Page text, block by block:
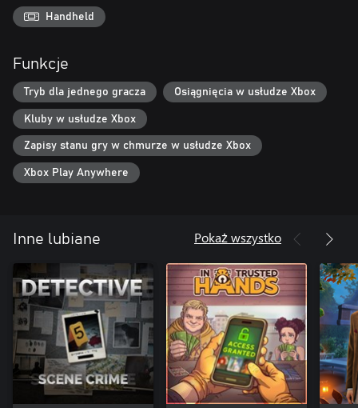
Handheld
Funkcje
Tryb dla jednego gracza Osiągnięcia w usłudze Xbox
Kluby w usłudze Xbox
Zapisy stanu gry w chmurze w usłudze Xbox
Xbox Play Anywhere
Inne lubiane Pokaż wszystko